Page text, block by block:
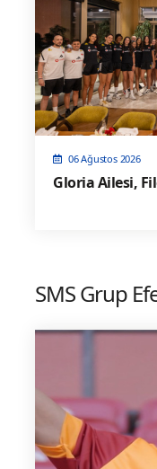
06 Ağustos 2026
Gloria Ailesi,
SMS Grup